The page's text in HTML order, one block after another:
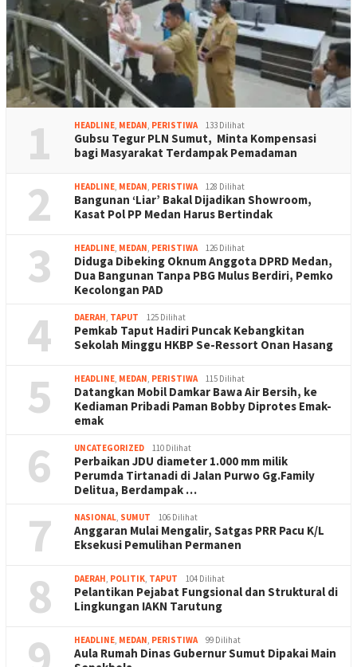
1 HEADLINE, MEDAN, PERISTIWA 133 Dilihat
Gubsu Tegur PLN Sumut, Minta Kompensasi
bagi Masyarakat Terdampak Pemadaman
2 HEADLINE, MEDAN, PERISTIWA 128 Dilihat
Bangunan ‘Liar’ Bakal Dijadikan Showroom,
Kasat Pol PP Medan Harus Bertindak
3 HEADLINE, MEDAN, PERISTIWA 126 Dilihat
Diduga Dibeking Oknum Anggota DPRD Medan,
Dua Bangunan Tanpa PBG Mulus Berdiri, Pemko
Kecolongan PAD
4 DAERAH, TAPUT 125 Dilihat
Pemkab Taput Hadiri Puncak Kebangkitan
Sekolah Minggu HKBP Se-Ressort Onan Hasang
5 HEADLINE, MEDAN, PERISTIWA 115 Dilihat
Datangkan Mobil Damkar Bawa Air Bersih, ke
Kediaman Pribadi Paman Bobby Diprotes Emak-
emak
6 UNCATEGORIZED 110 Dilihat
Perbaikan JDU diameter 1.000 mm milik
Perumda Tirtanadi di Jalan Purwo Gg.Family
Delitua, Berdampak …
7 NASIONAL, SUMUT 106 Dilihat
Anggaran Mulai Mengalir, Satgas PRR Pacu K/L
Eksekusi Pemulihan Permanen
8 DAERAH, POLITIK, TAPUT 104 Dilihat
Pelantikan Pejabat Fungsional dan Struktural di
Lingkungan IAKN Tarutung
HEADLINE, MEDAN, PERISTIWA 99 Dilihat
Aula Rumah Dinas Gubernur Sumut Dipakai Main